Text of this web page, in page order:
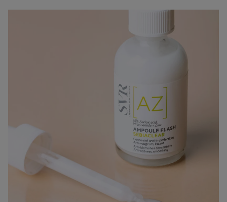
Non conservare a temperature superiori di 30°C.